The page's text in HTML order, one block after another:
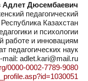
Адлет Дюсембаевич
педагогический
Казахстан
и психологии
работе и инновациям
педагогических наук
mail: adlet.kari@mail.ru
0000-0002-7789-9080